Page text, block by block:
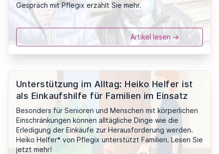
Gespräch mit Pflegix erzählt Sie mehr.
Artikel lesen ->
Unterstützung im Alltag: Heiko Helfer ist
als Einkaufshilfe für Familien im Einsatz
Besonders für Senioren und Menschen mit körperlichen
Einschränkungen können alltägliche Dinge wie die
Erledigung der Einkäufe zur Herausforderung werden.
Heiko Helfer* von Pflegix unterstützt Familien. Lesen Sie
jetzt mehr!